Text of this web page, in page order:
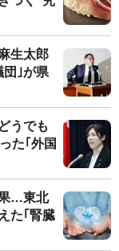
生太郎
団｣が県
うでも
た｢外国
…東北
た｢腎臓